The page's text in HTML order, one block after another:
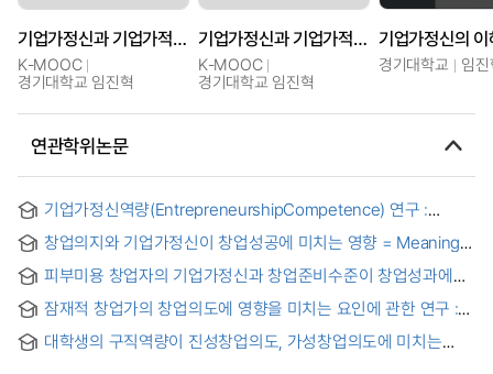
기업가정신과 기업가적 행동
K-MOOC
경기대학교 임진혁
기업가정신과 기업가적 행동
K-MOOC
경기대학교 임진혁
경기대학교 임
연관학위논문
기업가정신역량(EntrepreneurshipCompetence) 연구 :
Competence : Framework Development and Education
Effect Analysis
창업의지와 기업가정신이 창업성공에 미치는 영향 = Meaning
Impact on the Success of the Business
피부미용 창업자의 기업가정신과 창업준비수준이 창업성과에
Entrepreneurship and start-up preparation level on
business performance
잠재적 창업가의 창업의도에 영향을 미치는 요인에 관한 연구 :
that Influence Potential Entrepreneurs’ Intentions of
대학생의 구직역량이 진성창업의도, 가성창업의도에 미치는